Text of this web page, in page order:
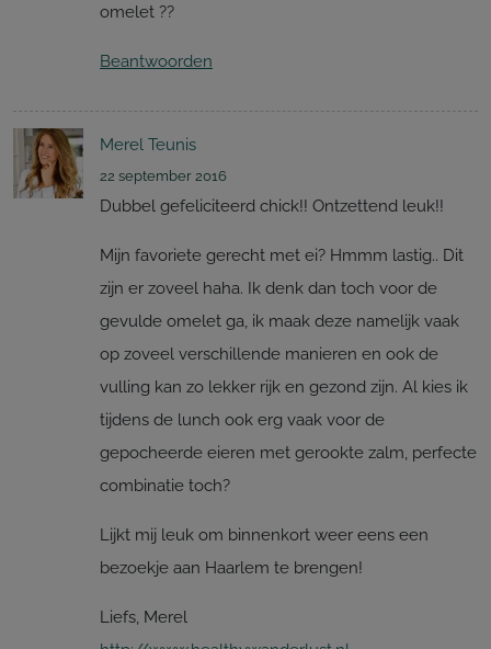
omelet ??
Beantwoorden
Merel Teunis
22 september 2016
Dubbel gefeliciteerd chick!! Ontzettend leuk!!
Mijn favoriete gerecht met ei? Hmmm lastig.. Dit
zijn er zoveel haha. Ik denk dan toch voor de
gevulde omelet ga, ik maak deze namelijk vaak
op zoveel verschillende manieren en ook de
vulling kan zo lekker rijk en gezond zijn. Al kies ik
tijdens de lunch ook erg vaak voor de
gepocheerde eieren met gerookte zalm, perfecte
combinatie toch?
Lijkt mij leuk om binnenkort weer eens een
bezoekje aan Haarlem te brengen!
Liefs, Merel